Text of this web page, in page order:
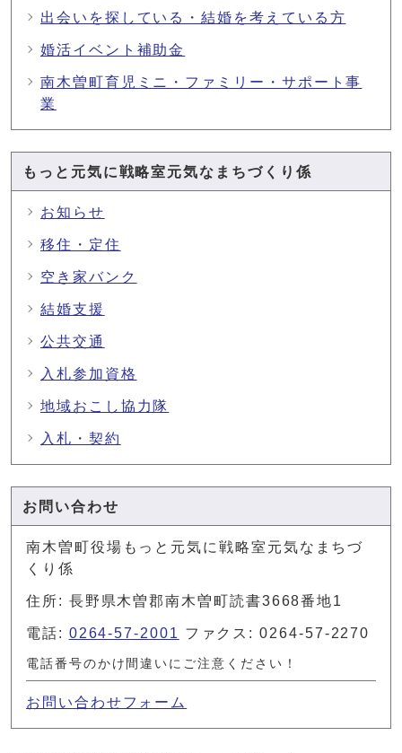
出会いを探している・結婚を考えている方
婚活イベント補助金
南木曽町育児ミニ・ファミリー・サポート事
業
もっと元気に戦略室元気なまちづくり係
お知らせ
移住・定住
空き家バンク
結婚支援
公共交通
入札参加資格
地域おこし協力隊
入札・契約
お問い合わせ
南木曽町役場もっと元気に戦略室元気なまちづ
くり係
住所: 長野県木曽郡南木曽町読書3668番地1
電話: 0264-57-2001 ファクス: 0264-57-2270
電話番号のかけ間違いにご注意ください！
お問い合わせフォーム